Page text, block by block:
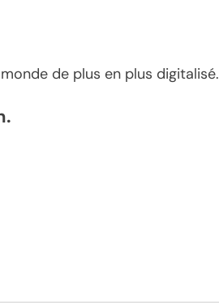
de plus en plus digitalisé.